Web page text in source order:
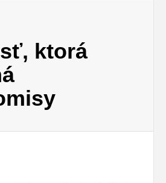
ktorá